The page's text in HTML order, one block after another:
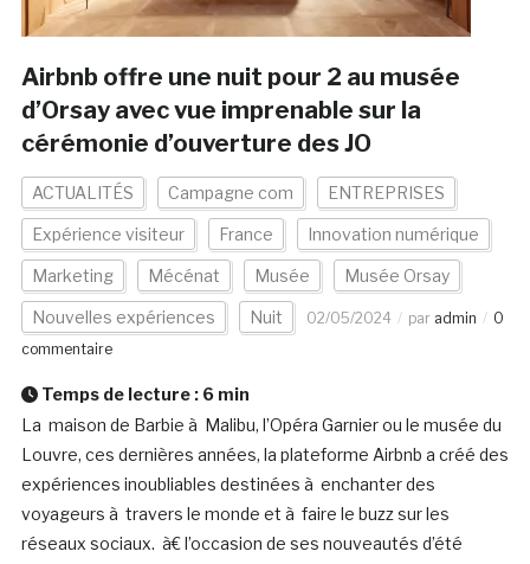
Airbnb offre une nuit pour 2 au musée
d’Orsay avec vue imprenable sur la
cérémonie d’ouverture des JO
ACTUALITÉS Campagne com ENTREPRISES
Expérience visiteur France Innovation numérique
Marketing Mécénat Musée Musée Orsay
Nouvelles expériences Nuit 02/05/2024 par admin
0
commentaire
Temps de lecture : 6 min
La maison de Barbie à Malibu, l’Opéra Garnier ou le musée du
Louvre, ces dernières années, la plateforme Airbnb a créé des
expériences inoubliables destinées à enchanter des
voyageurs à travers le monde et à faire le buzz sur les
réseaux sociaux. à€ l’occasion de ses nouveautés d’été